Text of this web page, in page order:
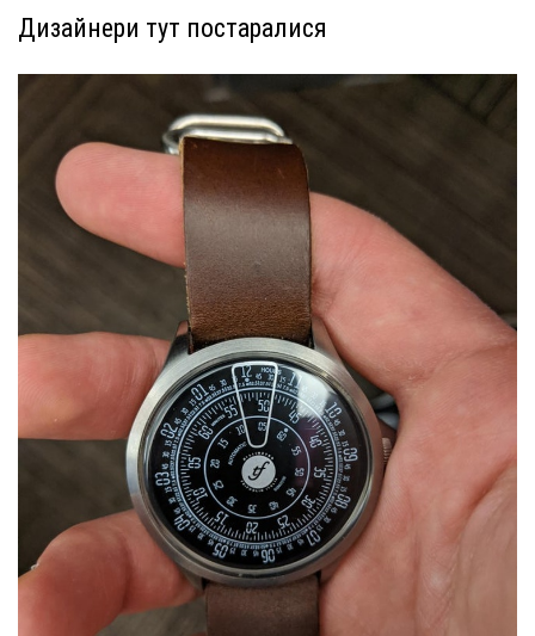
Дизайнери тут постаралися